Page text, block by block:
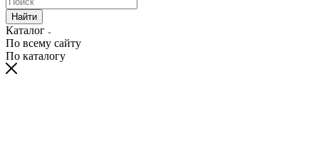
Найти
Каталог
По всему сайту
По каталогу